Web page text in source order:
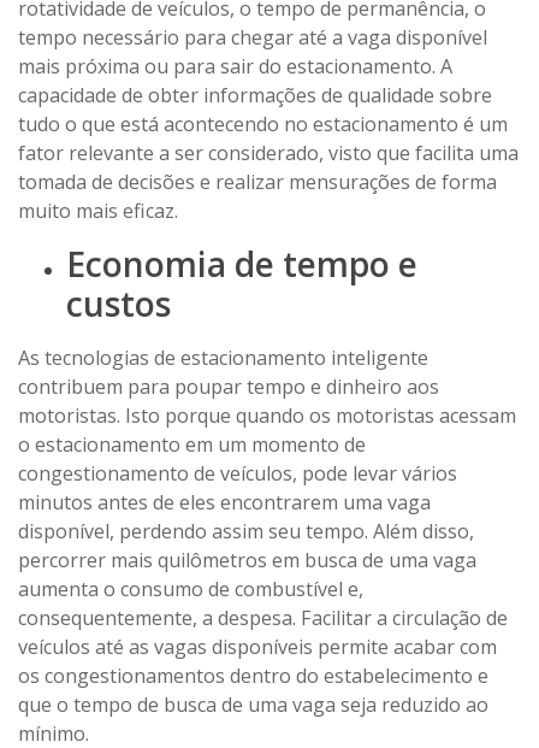
rotatividade de veículos, o tempo de permanência, o
tempo necessário para chegar até a vaga disponível
mais próxima ou para sair do estacionamento. A
capacidade de obter informações de qualidade sobre
tudo o que está acontecendo no estacionamento é um
fator relevante a ser considerado, visto que facilita uma
tomada de decisões e realizar mensurações de forma
muito mais eficaz.
Economia de tempo e
custos
As tecnologias de estacionamento inteligente
contribuem para poupar tempo e dinheiro aos
motoristas. Isto porque quando os motoristas acessam
o estacionamento em um momento de
congestionamento de veículos, pode levar vários
minutos antes de eles encontrarem uma vaga
disponível, perdendo assim seu tempo. Além disso,
percorrer mais quilômetros em busca de uma vaga
aumenta o consumo de combustível e,
consequentemente, a despesa. Facilitar a circulação de
veículos até as vagas disponíveis permite acabar com
os congestionamentos dentro do estabelecimento e
que o tempo de busca de uma vaga seja reduzido ao
mínimo.